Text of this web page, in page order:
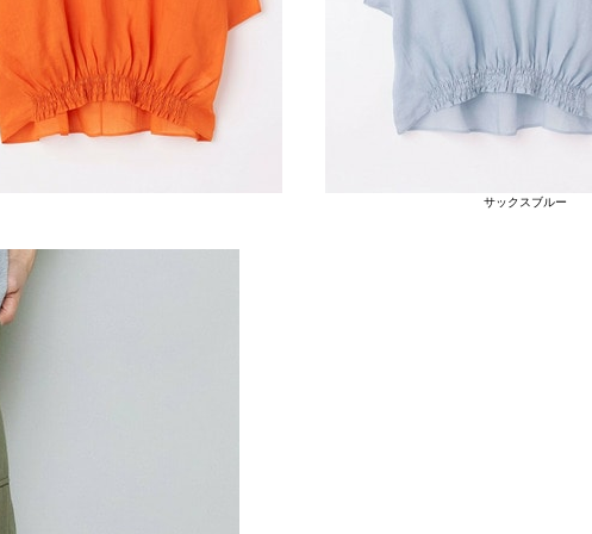
サックスブルー